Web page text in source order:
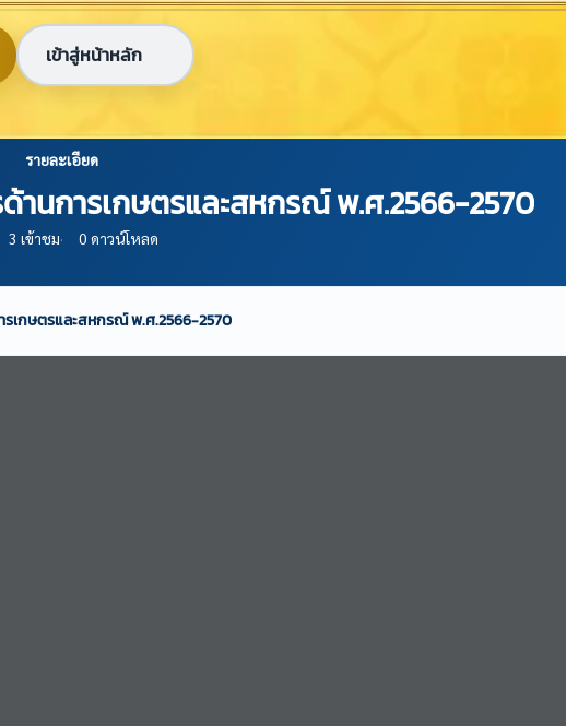
เข้าสู่หน้าหลัก
กษตรแห่งชาติ
Big Data Center
รายละเอียด
านการเกษตรและสหกรณ์ พ.ศ.2566-2570
3 เข้าชม· 0 ดาวน์โหลด
เกษตรและสหกรณ์ พ.ศ.2566-2570